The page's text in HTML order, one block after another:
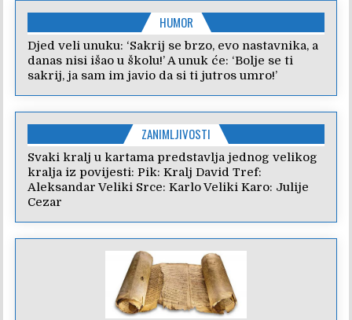
HUMOR
Djed veli unuku: ‘Sakrij se brzo, evo nastavnika, a
danas nisi išao u školu!’ A unuk će: ‘Bolje se ti
sakrij, ja sam im javio da si ti jutros umro!’
ZANIMLJIVOSTI
Svaki kralj u kartama predstavlja jednog velikog
kralja iz povijesti: Pik: Kralj David Tref:
Aleksandar Veliki Srce: Karlo Veliki Karo: Julije
Cezar